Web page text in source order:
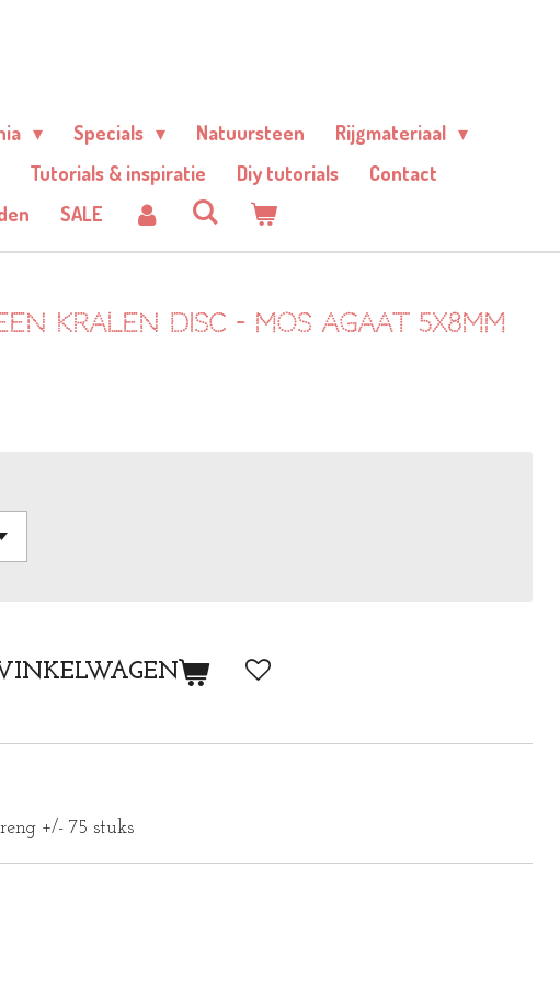
Specials Natuursteen
Rijgmateriaal
Tutorials & inspiratie Diy tutorials
Contact
SALE
kralen disc - mos agaat 5x8mm
+/- 75 stuks